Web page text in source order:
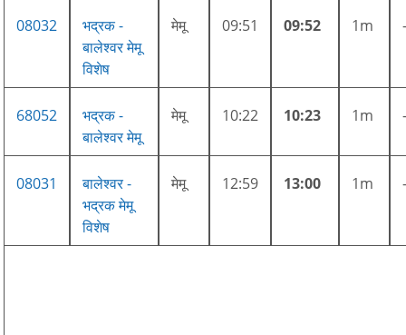
08032
भद्रक -
बालेश्वर मेमू
विशेष
मेमू 09:51 09:52 1m
68052
भद्रक -
बालेश्वर मेमू
मेमू 10:22 10:23 1m
08031
बालेश्वर -
भद्रक मेमू
विशेष
मेमू 12:59 13:00 1m